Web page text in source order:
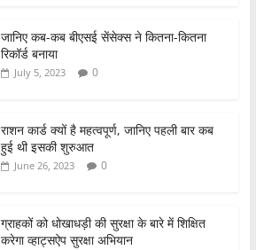
जानिए कब-कब बीएसई सेंसेक्स ने कितना-कितना
रिकॉर्ड बनाया
July 5, 2023 0
राशन कार्ड क्यों है महत्वपूर्ण, जानिए पहली बार कब
हुई थी इसकी शुरुआत
June 26, 2023 0
ग्राहकों को धोखाधड़ी की सुरक्षा के बारे में शिक्षित
करेगा व्हाट्सऐप सुरक्षा अभियान